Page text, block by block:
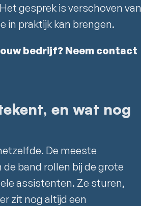
gesprek is verschoven van
in praktijk kan brengen.
bedrijf? Neem contact
en wat nog
De meeste
de band rollen bij de grote
assistenten. Ze sturen,
zit nog altijd een